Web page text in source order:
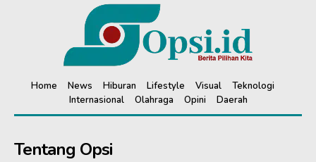
Home News Hiburan Lifestyle Visual
Teknologi
Internasional
Olahraga Opini Daerah
Tentang Opsi